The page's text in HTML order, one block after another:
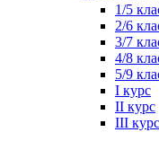
1/5
2/6
3/7
4/8
5/9
I курс
II курс
III курс